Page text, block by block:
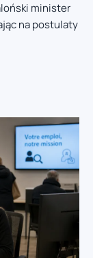
minister
na postulaty